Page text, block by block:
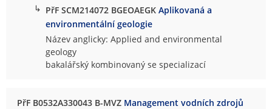
↳ PřF SCM214072 BGEOAEGKAplikovaná a
environmentální geologie
Název anglicky: Applied and environmental
geology
bakalářský kombinovaný se specializací
PřF B0532A330043 B-MVZ Management vodních zdrojů